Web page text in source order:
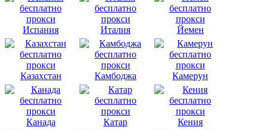
Испания Италия Йемен
Казахстан Камбоджа Камерун
Канада Катар Кения